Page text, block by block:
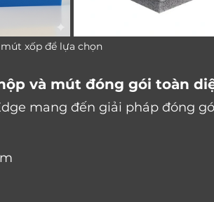
dạng nguyên vật liệu mút xốp để lựa chọn
và mút đóng gói toàn
mang đến giải pháp đóng